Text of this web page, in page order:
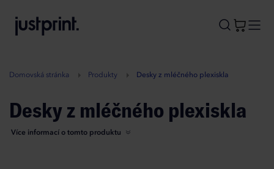
A
Domovská stránka Produkty Desky z mléčného plexiskla
Desky z mléčného plexiskla
Více informací o tomto produktu